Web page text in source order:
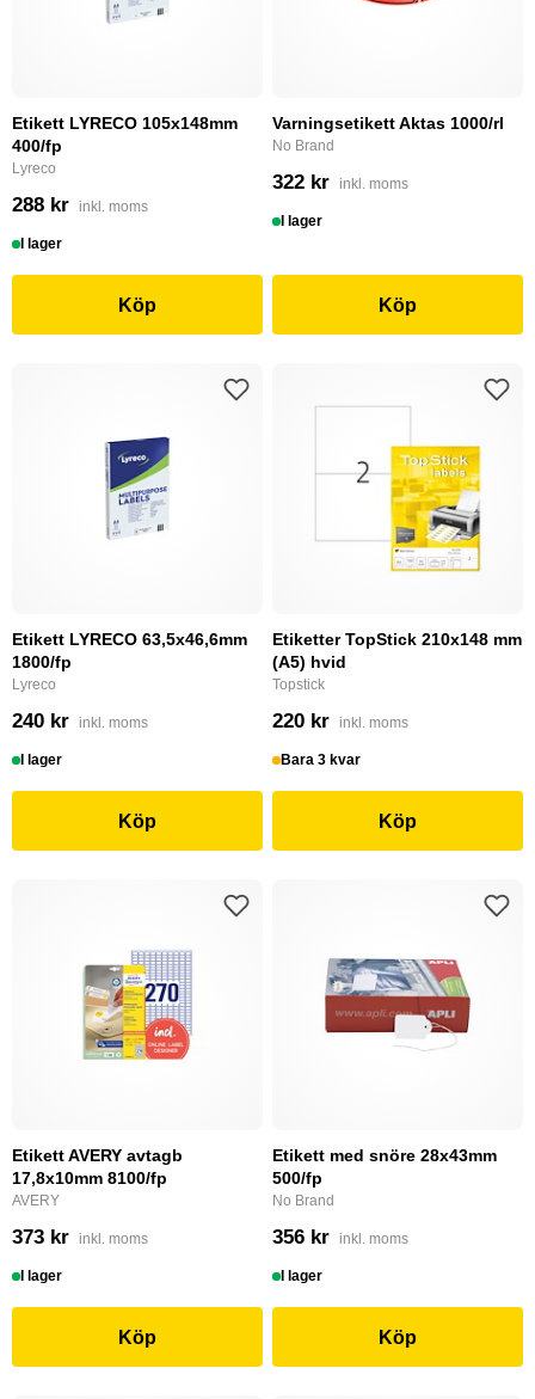
Etikett LYRECO 105x148mm
400/fp
Lyreco
288 kr inkl. moms
I lager
Köp
Varningsetikett Aktas 1000/rl
No Brand
322 kr inkl. moms
I lager
Köp
Etikett LYRECO 63,5x46,6mm
1800/fp
Lyreco
240 kr inkl. moms
I lager
Köp
Etiketter TopStick 210x148 mm
(A5) hvid
Topstick
220 kr inkl. moms
Bara 3 kvar
Köp
Etikett AVERY avtagb
17,8x10mm 8100/fp
AVERY
373 kr inkl. moms
I lager
Köp
Etikett med snöre 28x43mm
500/fp
No Brand
356 kr inkl. moms
I lager
Köp